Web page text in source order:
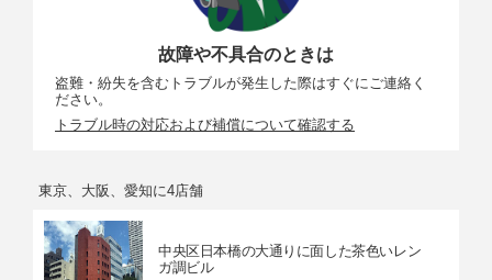
故障や不具合のときは
盗難・紛失を含むトラブルが発生した際はすぐにご連絡く
ださい。
トラブル時の対応および補償について確認する
東京、大阪、愛知に4店舗
中央区日本橋の大通りに面した茶色いレン
ガ調ビル